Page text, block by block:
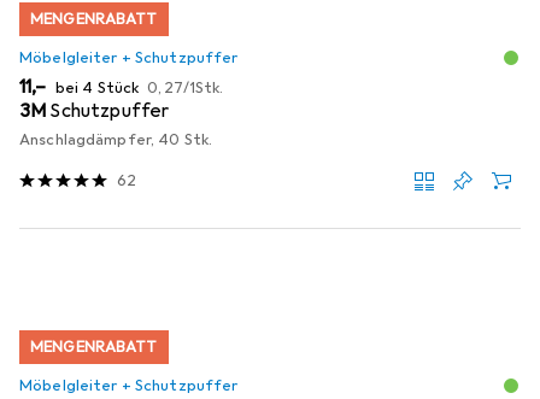
MENGENRABATT
Möbelgleiter + Schutzpuffer
EUR
11,– bei 4 Stück EUR
0,27/1Stk.
3M Schutzpuffer
Anschlagdämpfer, 40 Stk.
62
MENGENRABATT
Möbelgleiter + Schutzpuffer